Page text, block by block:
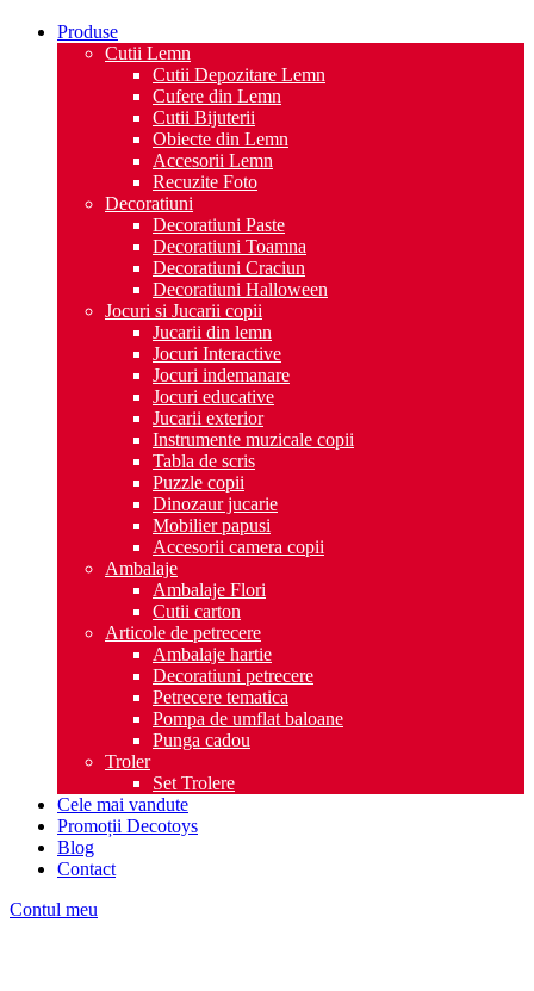
Produse
Cutii Lemn
Cutii Depozitare Lemn
Cufere din Lemn
Cutii Bijuterii
Obiecte din Lemn
Accesorii Lemn
Recuzite Foto
Decoratiuni
Decoratiuni Paste
Decoratiuni Toamna
Decoratiuni Craciun
Decoratiuni Halloween
Jocuri si Jucarii copii
Jucarii din lemn
Jocuri Interactive
Jocuri indemanare
Jocuri educative
Jucarii exterior
Instrumente muzicale copii
Tabla de scris
Puzzle copii
Dinozaur jucarie
Mobilier papusi
Accesorii camera copii
Ambalaje
Ambalaje Flori
Cutii carton
Articole de petrecere
Ambalaje hartie
Decoratiuni petrecere
Petrecere tematica
Pompa de umflat baloane
Punga cadou
Troler
Set Trolere
Cele mai vandute
Promoții Decotoys
Blog
Contact
Contul meu